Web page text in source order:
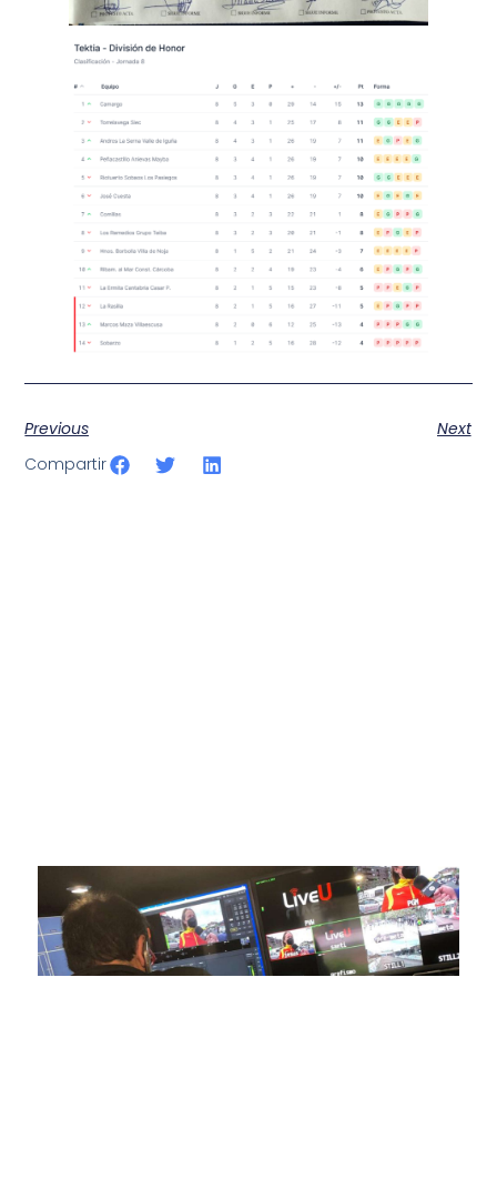
Previous
Next
Compartir